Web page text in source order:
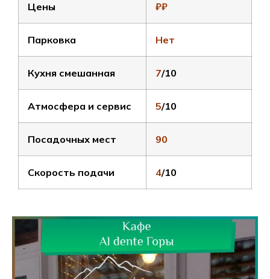
Цены ₽₽
Парковка Нет
Кухня смешанная 7/10
Атмосфера и сервис 5/10
Посадочных мест 90
Скорость подачи 4/10